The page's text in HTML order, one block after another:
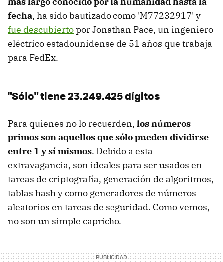
fecha, ha sido bautizado como 'M77232917' y
fue descubiertopor Jonathan Pace, un ingeniero
eléctrico estadounidense de 51 años que trabaja
para FedEx.
"Sólo" tiene 23.249.425 dígitos
Para quienes no lo recuerden, los números
primos son aquellos que sólo pueden dividirse
entre 1 y sí mismos. Debido a esta
extravagancia, son ideales para ser usados en
tareas de criptografía, generación de algoritmos,
tablas hash y como generadores de números
aleatorios en tareas de seguridad. Como vemos,
no son un simple capricho.